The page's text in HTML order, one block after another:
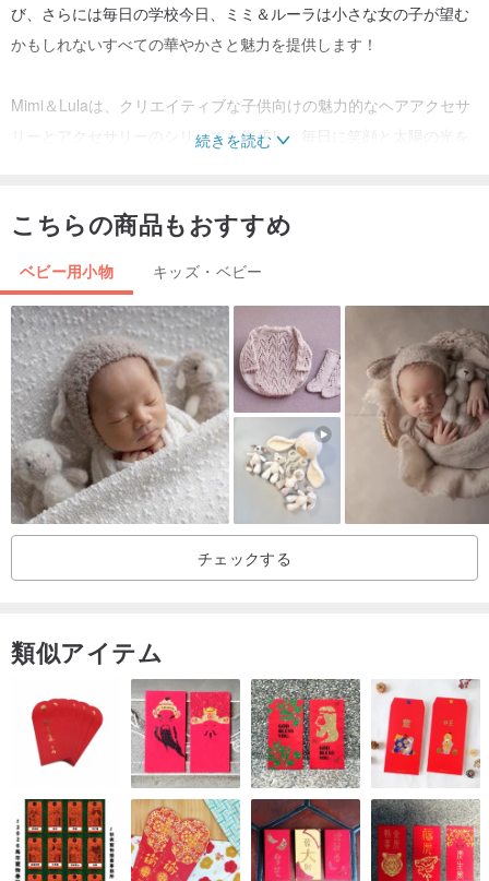
び、さらには毎日の学校今日、ミミ＆ルーラは小さな女の子が望む
かもしれないすべての華やかさと魅力を提供します！
Mimi＆Lulaは、クリエイティブな子供向けの魅力的なヘアアクセサ
リーとアクセサリーのシリーズを作成し、毎日に笑顔と太陽の光を
-明るく、生き生きとした、まばゆいばかりのスタイリッシュなペン
ケース
-子猫のパターンが最も甘い、キュートでありながらエレガントな、
子猫愛好家に最適な高級ソフトクリーム人工皮革
-筆箱やコスメティックバッグだけでなく、ヘアピンなどの小物にも
最適
-同じシリーズの猫のヘアアクセサリーと一緒に使用できます
-ご注意ください！この製品は3歳以上の子供に適しています
★商品仕様
続きを読む
こちらの商品もおすすめ
ベビー用小物 キッズ・ベビー
チェックする
類似アイテム